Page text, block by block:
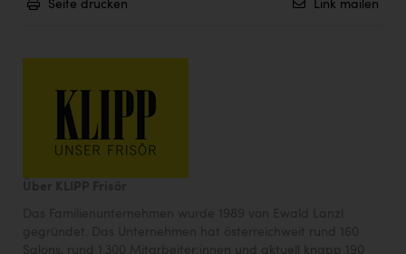
Seite drucken Link mailen